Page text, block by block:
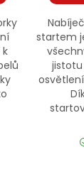
startem